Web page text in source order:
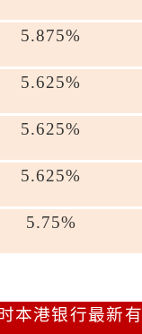
5.875%
5.625%
5.625%
5.625%
5.75%
本港银行最新有